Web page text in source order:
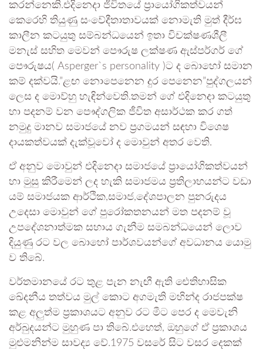
කරන්නෙකි.එදිනෙදා ජීවිතයේ ප්‍රායෝගිකත්වයන්
කෙරෙහි තියුණු සංවේදීතාතාවයක් නොමැති මුත් දීර්ඝ
කාලීන කටයුතු සම්බන්ධයෙන් ඉතා විචක්ෂණශීලී
මනැස් සහිත මෙවන් පෞරුෂ ලක්ෂණ ඇස්පර්ගර් ගේ
පෞරුෂය( Asperger`s personality )ට ද බොහෝ සමාන
කම් දක්වයි.”ළඟ නොපෙනෙන දුර පෙනෙන”පුද්ගලයන්
ලෙස ද මොව්හු හැඳින්වෙති.තමන් ගේ එදිනෙදා කටයුතු
හා පදනම් වන පෞද්ගලික ජීවිත අසාර්ථක කර ගත්
නමුදු මානව සමාජයේ නව ප්‍රගමයන් සඳහා විශෙෂ
දායකත්වයක් දැක්වූවෝ ද මොවුන් අතර වෙති.
ඒ අනුව මොවුන් එදිනෙදා සමාජයේ ප්‍රායෝගිකත්වයන්
හා මුසු කිරීමෙන් ලද හැකි සමාජමය ප්‍රතිලාභයන්ට වඩා
යම් සමාජයක ආර්ථික,සමාජ,දේශපාලන පුනරුදය
උදෙසා මොවුන් ගේ පුරෝකතනයන් මත පදනම් වූ
උපදේශනාත්මක සහාය ගැනීම සමබන්ධයෙන් ලොව
දියුණු රට වල බොහෝ පාර්ශවයන්ගේ අවධානය යොමු
ව තිබේ.
වර්තමානයේ රට තුළ පැන නැඟී ඇති ඓතිහාසික
ඛේදනීය තත්වය මුල් කොට අගමැති මහින්ද රාජපක්ෂ
කළ අලුත්ම ප්‍රකාශයට අනුව රට මීට පෙර ද මෙවැනි
අර්බුදයන්ට මුහුණ පා තිබේ.එහෙත්, ඔහුගේ ඒ ප්‍රකාශය
මුළුමනින්ම සාවද්‍ය වේ.1975 වසරේ සිට වසර දෙකක්